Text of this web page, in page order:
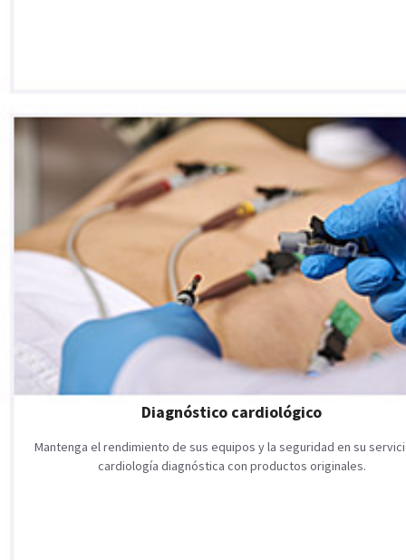
Diagnóstico cardiológico
Mantenga el rendimiento de sus equipos y la seguridad en su
cardiología diagnóstica con productos originales.